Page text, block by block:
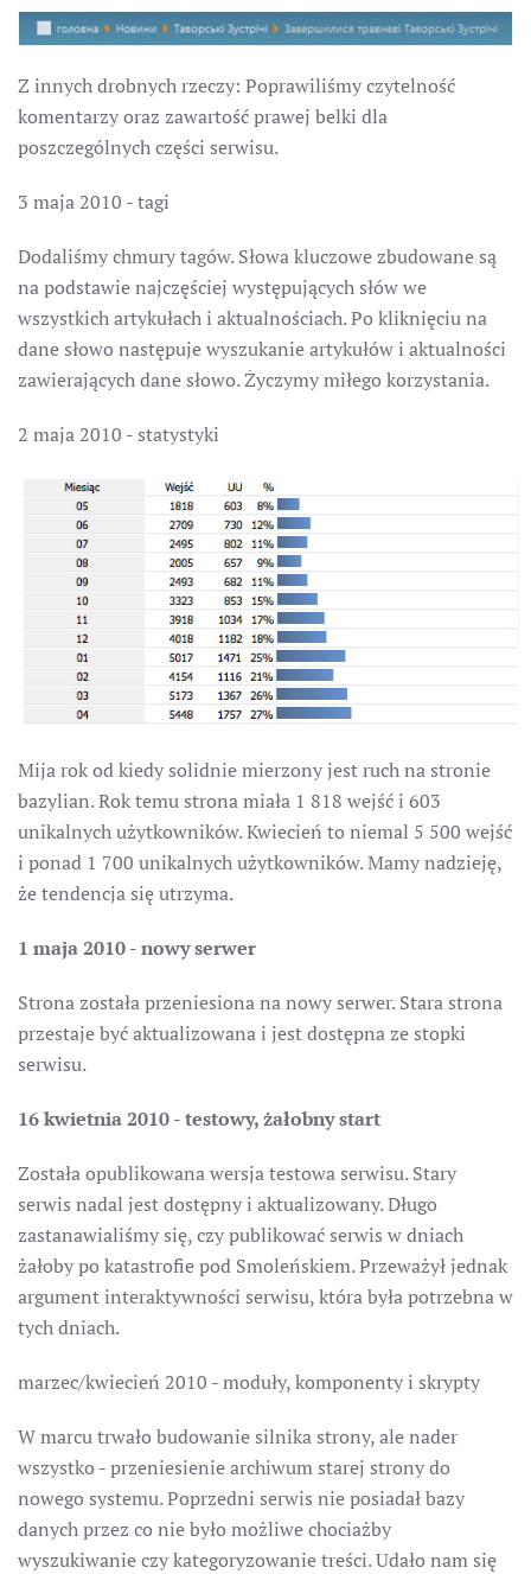
Z innych drobnych rzeczy: Poprawiliśmy czytelność
komentarzy oraz zawartość prawej belki dla
poszczególnych części serwisu.
3 maja 2010 - tagi
Dodaliśmy chmury tagów. Słowa kluczowe zbudowane są
na podstawie najczęściej występujących słów we
wszystkich artykułach i aktualnościach. Po kliknięciu na
dane słowo następuje wyszukanie artykułów i aktualności
zawierających dane słowo. Życzymy miłego korzystania.
2 maja 2010 - statystyki
Mija rok od kiedy solidnie mierzony jest ruch na stronie
bazylian. Rok temu strona miała 1 818 wejść i 603
unikalnych użytkowników. Kwiecień to niemal 5 500 wejść
i ponad 1 700 unikalnych użytkowników. Mamy nadzieję,
że tendencja się utrzyma.
1 maja 2010 - nowy serwer
Strona została przeniesiona na nowy serwer. Stara strona
przestaje być aktualizowana i jest dostępna ze stopki
serwisu.
16 kwietnia 2010 - testowy, żałobny start
Została opublikowana wersja testowa serwisu. Stary
serwis nadal jest dostępny i aktualizowany. Długo
zastanawialiśmy się, czy publikować serwis w dniach
żałoby po katastrofie pod Smoleńskiem. Przeważył jednak
argument interaktywności serwisu, która była potrzebna w
tych dniach.
marzec/kwiecień 2010 - moduły, komponenty i skrypty
W marcu trwało budowanie silnika strony, ale nader
wszystko - przeniesienie archiwum starej strony do
nowego systemu. Poprzedni serwis nie posiadał bazy
danych przez co nie było możliwe chociażby
wyszukiwanie czy kategoryzowanie treści. Udało nam się